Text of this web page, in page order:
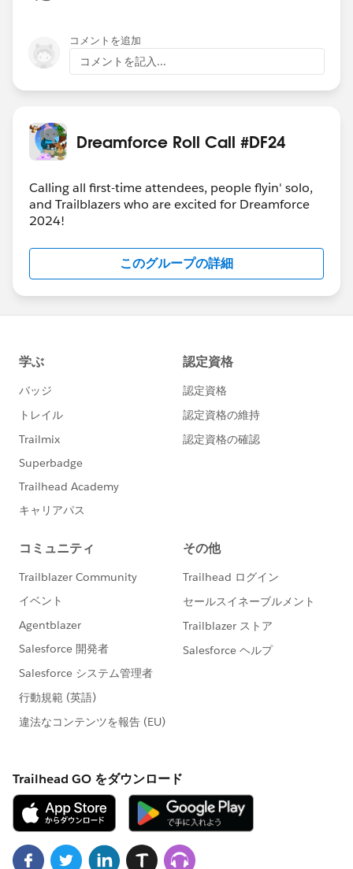
コメントを追加
コメントを記入...
Dreamforce Roll Call #DF24
Calling all first-time attendees, people flyin' solo,
and Trailblazers who are excited for Dreamforce
2024!
このグループの詳細